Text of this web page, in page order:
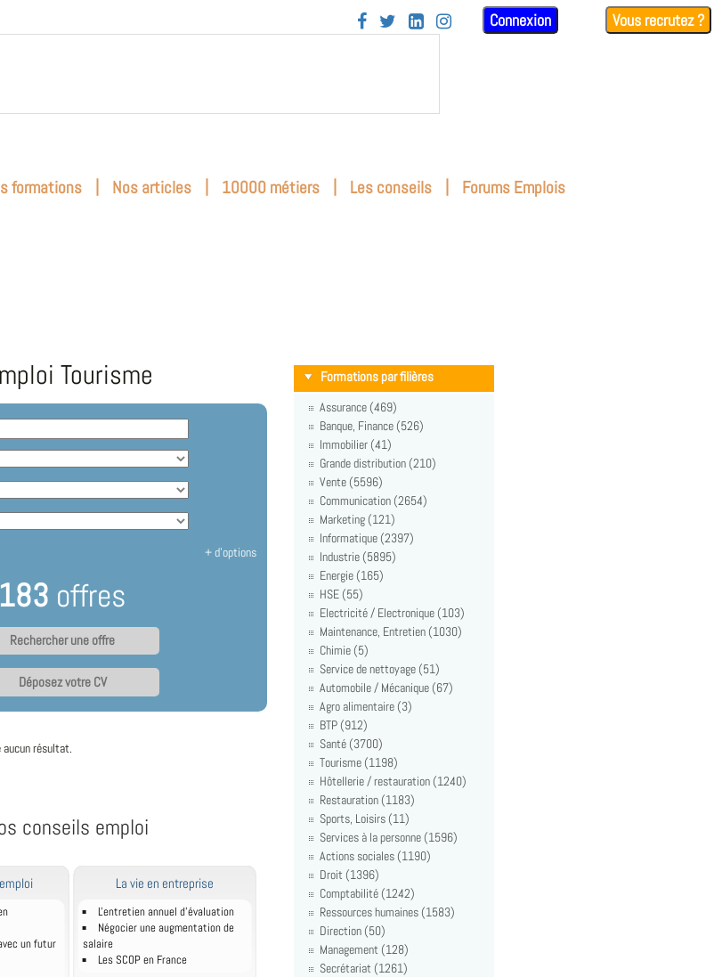
    Connexion Vous recrutez ?
formations | Nos articles | 10000 métiers | Les conseils | Forums Emplois
Tourisme
+ d'options
183 offres
Déposez votre CV
aucun résultat.
conseils emploi
un futur
La vie en entreprise
L'entretien annuel d’évaluation
Négocier une augmentation de
salaire
Les SCOP en France
Formations par filières
Assurance (469)
Banque, Finance (526)
Immobilier (41)
Grande distribution (210)
Vente (5596)
Communication (2654)
Marketing (121)
Informatique (2397)
Industrie (5895)
Energie (165)
HSE (55)
Electricité / Electronique (103)
Maintenance, Entretien (1030)
Chimie (5)
Service de nettoyage (51)
Automobile / Mécanique (67)
Agro alimentaire (3)
BTP (912)
Santé (3700)
Tourisme (1198)
Hôtellerie / restauration (1240)
Restauration (1183)
Sports, Loisirs (11)
Services à la personne (1596)
Actions sociales (1190)
Droit (1396)
Comptabilité (1242)
Ressources humaines (1583)
Direction (50)
Management (128)
Secrétariat (1261)